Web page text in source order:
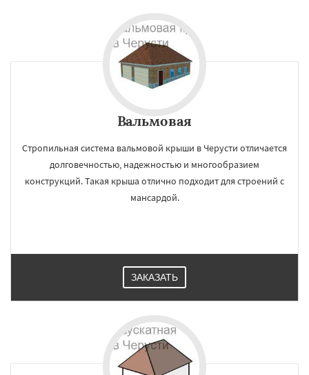
Вальмовая
Стропильная система вальмовой крыши в Черусти отличается
долговечностью, надежностью и многообразием
конструкций. Такая крыша отлично подходит для строений с
мансардой.
ЗАКАЗАТЬ